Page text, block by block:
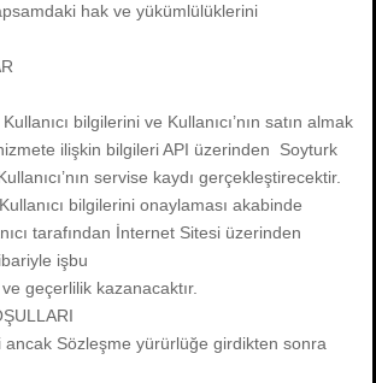
hak ve yükümlülüklerini
bilgilerini ve Kullanıcı’nın satın almak
ilişkin bilgileri API üzerinden Soyturk
servise kaydı gerçekleştirecektir.
bilgilerini onaylaması akabinde
tarafından İnternet Sitesi üzerinden
işbu
geçerlilik kazanacaktır.
ancak Sözleşme yürürlüğe girdikten sonra